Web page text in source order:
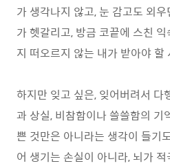
가 생각나지 않고, 눈 감고도 외
가 헷갈리고, 방금 코끝에 스친
지 떠오르지 않는 내가 받아야 할
하지만 잊고 싶은, 잊어버려서 다
과 상실, 비참함이나 쓸쓸함의 기
쁜 것만은 아니라는 생각이 들기
어 생기는 손실이 아니라, 뇌가